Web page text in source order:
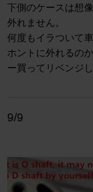
下側のケースは想
外れません。
何度もイラついて
ホントに外れるの
ー買ってリベンジ
9/9